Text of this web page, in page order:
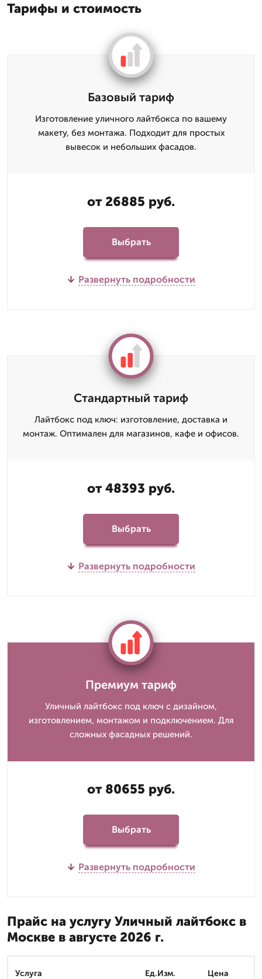
Тарифы и стоимость
Базовый тариф
Изготовление уличного лайтбокса по вашему
макету, без монтажа. Подходит для простых
вывесок и небольших фасадов.
от 26885 руб.
Выбрать
Развернуть подробности
Стандартный тариф
Лайтбокс под ключ: изготовление, доставка и
монтаж. Оптимален для магазинов, кафе и офисов.
от 48393 руб.
Выбрать
Развернуть подробности
Премиум тариф
Уличный лайтбокс под ключ с дизайном,
изготовлением, монтажом и подключением. Для
сложных фасадных решений.
от 80655 руб.
Выбрать
Развернуть подробности
Прайс на услугу Уличный лайтбокс в
Москве в августе 2026 г.
Услуга Ед.Изм. Цена